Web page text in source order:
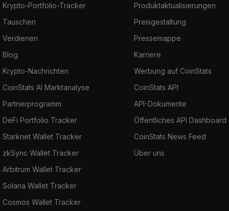
Krypto-Portfolio-Tracker
Tauschen
Verdienen
Blog
Krypto-Nachrichten
CoinStats AI Marktanalyse
Partnerprogramm
DeFi Portfolio Tracker
Starknet Wallet Tracker
zkSync Wallet Tracker
Arbitrum Wallet Tracker
Solana Wallet Tracker
Cosmos Wallet Tracker
Produktaktualisierungen
Preisgestaltung
Pressemappe
Karriere
Werbung auf CoinStats
CoinStats API
API-Dokumente
Öffentliches API Dashboard
CoinStats News Feed
Über uns